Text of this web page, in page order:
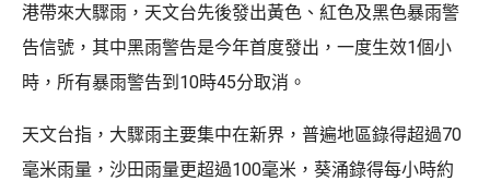
港帶來大驟雨，天文台先後發出黃色、紅色及黑色暴雨警
告信號，其中黑雨警告是今年首度發出，一度生效1個小
時，所有暴雨警告到10時45分取消。
天文台指，大驟雨主要集中在新界，普遍地區錄得超過70
毫米雨量，沙田雨量更超過100毫米，葵涌錄得每小時約